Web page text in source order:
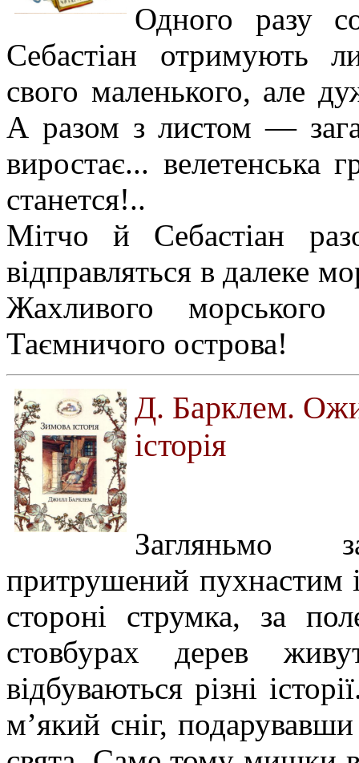
Одного разу
Себастіан отримують
свого маленького, але
А разом з листом —
виростає... велетенська
станется!..
Мітчо й Себастіан
відправляться в далеке
Жахливого
Таємничого острова!
Д. Барклем.
історія
Загляньмо
притрушений пухнастим
стороні струмка, за
стовбурах дерев
відбуваються різні
м’який сніг,